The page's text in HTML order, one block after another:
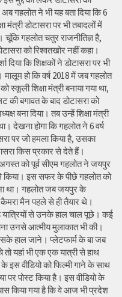
गहलोत ने भी यह बता दिया कि 6
मंत्री डोटासरा पर भी तबादलों में
गहलोत चतुर राजनीतिज्ञ है,
को रिश्वतखोर नहीं कहा।
दिया कि शिक्षकों ने डोटासरा पर भी
हो कि वर्ष 2018 में जब गहलोत
स्कूली शिक्षा मंत्री बनाया गया था,
की बगावत के बाद डोटासरा को
बना दिया। तब उन्हें शिक्षा मंत्री
देखना होगा कि गहलोत ने 6 वर्ष
पर जो हमला किया है, उसका
किस प्रकार से देते हैं।
को पूर्व सीएम गहलोत ने जयपुर
इस सफर के पीछे गहलोत को
था। गहलोत जब जयपुर के
मैन पहले से ही तैयार थे।
से उनके हाल चाल पूछे। कई
उनसे आत्मीय मुलाकात भी की।
हाल जाने। प्लेटफार्म के बा जब
यहां भी एक एक यात्री से हाथ
इस वीडियो को फिल्मी गाने के साथ
पर पोस्ट किया है। इस वीडियो के
किया गया है कि वे आज भी प्रदेश